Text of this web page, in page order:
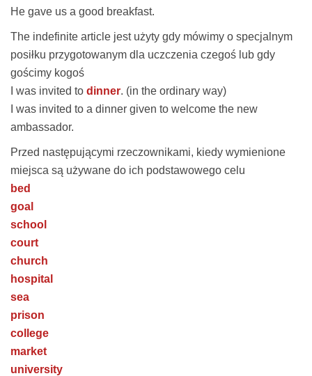
He gave us a good breakfast.
The indefinite article jest użyty gdy mówimy o specjalnym
posiłku przygotowanym dla uczczenia czegoś lub gdy
gościmy kogoś
I was invited to dinner. (in the ordinary way)
I was invited to a dinner given to welcome the new
ambassador.
Przed następującymi rzeczownikami, kiedy wymienione
miejsca są używane do ich podstawowego celu
bed
goal
school
court
church
hospital
sea
prison
college
market
university